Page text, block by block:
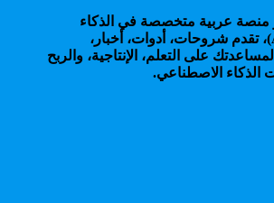
منصة عربية متخصصة في الذكاء
الاصطناعي (AI)، تقدم شروحات، أدوات، أخبار،
على التعلم، الإنتاجية، والربح
الذكاء الاصطناعي.